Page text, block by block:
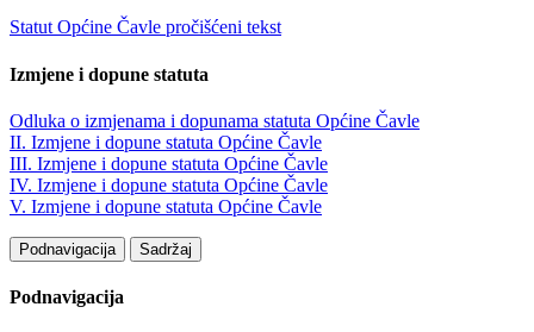
Statut Općine Čavle pročišćeni tekst
Izmjene i dopune statuta
Odluka o izmjenama i dopunama statuta Općine Čavle
II. Izmjene i dopune statuta Općine Čavle
III. Izmjene i dopune statuta Općine Čavle
IV. Izmjene i dopune statuta Općine Čavle
V. Izmjene i dopune statuta Općine Čavle
Podnavigacija Sadržaj
Podnavigacija